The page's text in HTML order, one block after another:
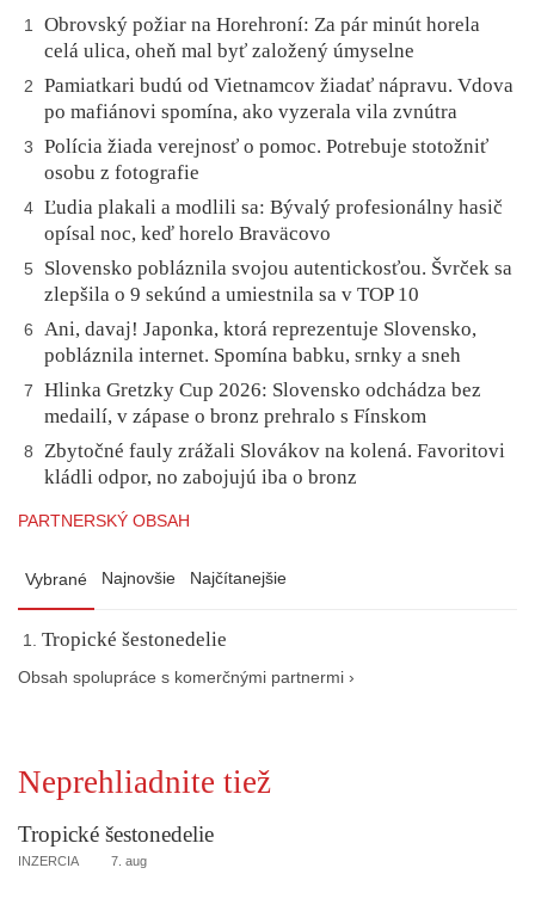
1
Obrovský požiar na Horehroní: Za pár minút horela
celá ulica, oheň mal byť založený úmyselne
2
Pamiatkari budú od Vietnamcov žiadať nápravu. Vdova
po mafiánovi spomína, ako vyzerala vila zvnútra
3
Polícia žiada verejnosť o pomoc. Potrebuje stotožniť
osobu z fotografie
4 Ľudia plakali a modlili sa: Bývalý profesionálny hasič
opísal noc, keď horelo Braväcovo
5
Slovensko pobláznila svojou autentickosťou. Švrček sa
zlepšila o 9 sekúnd a umiestnila sa v TOP 10
6
Ani, davaj! Japonka, ktorá reprezentuje Slovensko,
pobláznila internet. Spomína babku, srnky a sneh
7
Hlinka Gretzky Cup 2026: Slovensko odchádza bez
medailí, v zápase o bronz prehralo s Fínskom
8
Zbytočné fauly zrážali Slovákov na kolená. Favoritovi
kládli odpor, no zabojujú iba o bronz
PARTNERSKÝ OBSAH
Vybrané Najnovšie Najčítanejšie
Tropické šestonedelie
Obsah spolupráce s komerčnými partnermi ›
Neprehliadnite tiež
Tropické šestonedelie
INZERCIA 7. aug